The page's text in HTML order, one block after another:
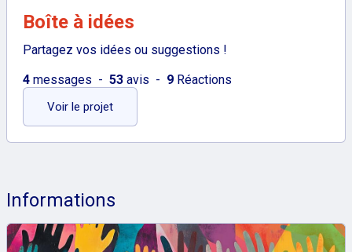
Boîte à idées
Partagez vos idées ou suggestions !
4 messages 53 avis 9 Réactions
Voir le projet: Boîte à idées
Informations